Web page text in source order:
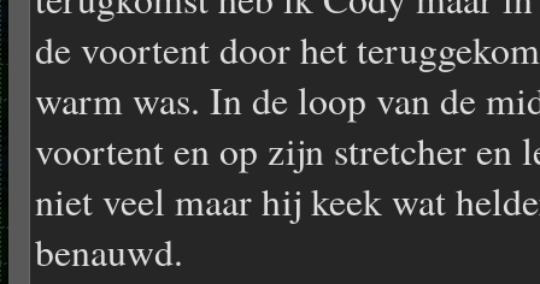
de voortent door het
warm was. In de loop van de
voortent en op zijn stretcher en
niet veel maar hij keek wat
benauwd.